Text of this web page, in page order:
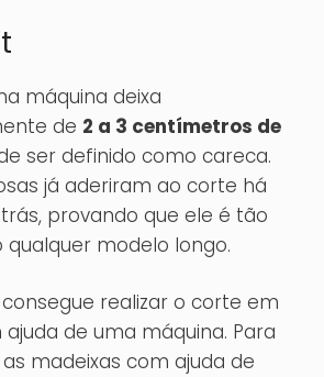
máquina deixa
de 2 a 3 centímetros de
ser definido como careca.
já aderiram ao corte há
provando que ele é tão
modelo longo.
realizar o corte em
de uma máquina. Para
madeixas com ajuda de